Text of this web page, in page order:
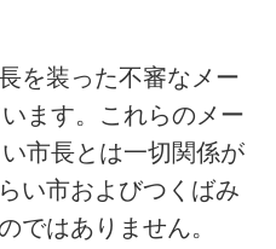
を装った不審なメー
ます。これらのメー
市長とは一切関係が
い市およびつくばみ
ではありません。